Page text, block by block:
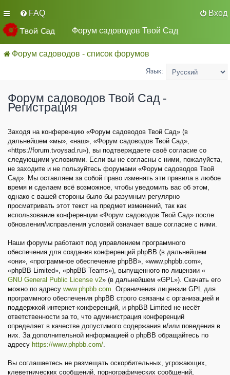
FAQ
Вход
Форум садоводов Твой Сад
Форум садоводов - список форумов
Язык:
Форум садоводов Твой Сад -
Регистрация
Заходя на конференцию «Форум садоводов Твой Сад» (в
дальнейшем «мы», «наш», «Форум садоводов Твой Сад»,
«https://forum.tvoysad.ru»), вы подтверждаете своё согласие со
следующими условиями. Если вы не согласны с ними, пожалуйста,
не заходите и не пользуйтесь форумами «Форум садоводов Твой
Сад». Мы оставляем за собой право изменять эти правила в любое
время и сделаем всё возможное, чтобы уведомить вас об этом,
однако с вашей стороны было бы разумным регулярно
просматривать этот текст на предмет изменений, так как
использование конференции «Форум садоводов Твой Сад» после
обновления/исправления условий означает ваше согласие с ними.
Наши форумы работают под управлением программного
обеспечения для создания конференций phpBB (в дальнейшем
«они», «программное обеспечение phpBB», «www.phpbb.com»,
«phpBB Limited», «phpBB Teams»), выпущенного по лицензии «
GNU General Public License v2» (в дальнейшем «GPL»). Скачать его
можно по адресу www.phpbb.com. Ограничения лицензии GPL для
программного обеспечения phpBB строго связаны с организацией и
поддержкой интернет-конференций, и phpBB Limited не несёт
ответственности за то, что администрация конференций
определяет в качестве допустимого содержания и/или поведения в
них. За дополнительной информацией о phpBB обращайтесь по
адресу https://www.phpbb.com/.
Вы соглашаетесь не размещать оскорбительных, угрожающих,
клеветнических сообщений, порнографических сообщений,